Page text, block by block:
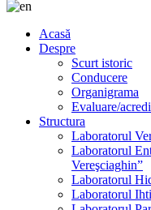
Harta
Acasă
Despre
Scurt istoric
Conducere
Organigrama
Evaluare/
Structura
Laboratorul
Laboratorul
Vereşciaghin”
Laboratorul
Laboratorul